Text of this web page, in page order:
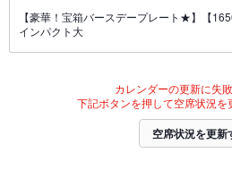
【豪華！宝箱バースデープレート★】【
インパクト大
カレンダーの更新に失敗
下記ボタンを押して空席状況を
空席状況を更新